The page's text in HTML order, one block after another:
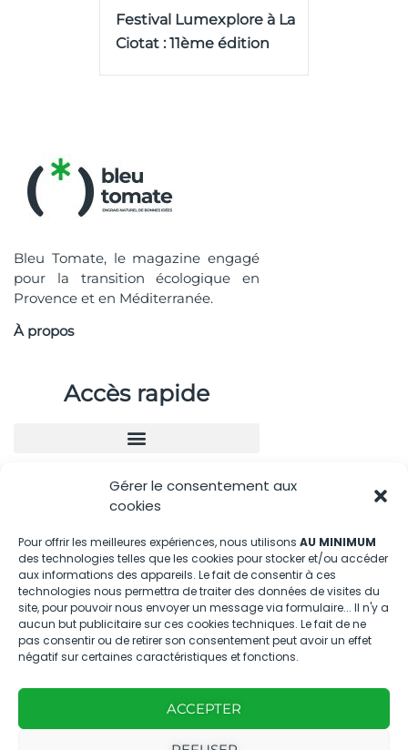
Gérer le consentement aux
cookies
Pour offrir les meilleures expériences, nous utilisons AU MINIMUM
des technologies telles que les cookies pour stocker et/ou accéder
aux informations des appareils. Le fait de consentir à ces
technologies nous permettra de traiter des données de visites du
site, pour pouvoir nous envoyer un message via formulaire... Il n'y a
aucun but publicitaire sur ces cookies techniques. Le fait de ne
pas consentir ou de retirer son consentement peut avoir un effet
négatif sur certaines caractéristiques et fonctions.
ACCEPTER
Festival Lumexplore à La
Ciotat : 11ème édition
Bleu Tomate, le magazine engagé
pour la transition écologique en
Provence et en Méditerranée.
À propos
Accès rapide
Nous contacter
04.88.08.75.28
contactBT@bleu-tomate.fr
Kit média
Kit média Bleu Tomate
Nous suivre